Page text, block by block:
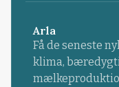
Arla
Få de seneste
klima,